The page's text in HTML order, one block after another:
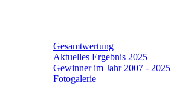
Gesamtwertung
Aktuelles Ergebnis 2025
Gewinner im Jahr 2007 - 2025
Fotogalerie